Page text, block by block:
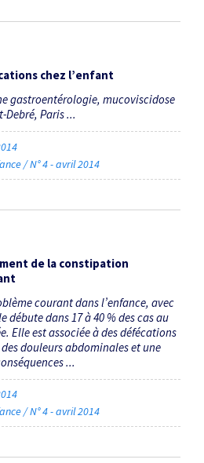
chez l’enfant
gastroentérologie, mucoviscidose
Paris ...
/ N° 4 - avril 2014
de la constipation
courant dans l’enfance, avec
débute dans 17 à 40 % des cas au
Elle est associée à des défécations
douleurs abdominales et une
...
/ N° 4 - avril 2014